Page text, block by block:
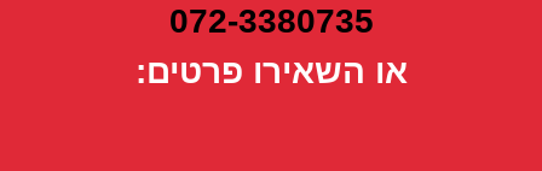
072-3380735
או השאירו פרטים: